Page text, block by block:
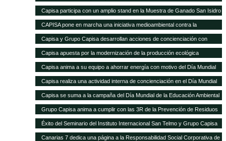
Capisa participa con un amplio stand en la Muestra de Ganado San Isidro
Labrador de Uga, en Lanzarote
CAPISA pone en marcha una iniciativa medioambiental contra la
contaminación acústica
Capisa y Grupo Capisa desarrollan acciones de concienciación con
motivo del Día Internacional del Agua
Capisa apuesta por la modernización de la producción ecológica
Capisa anima a su equipo a ahorrar energía con motivo del Día Mundial
de la Energía
Capisa realiza una actividad interna de concienciación en el Día Mundial
de la Educación Ambiental
Capisa se suma a la campaña del Día Mundial de la Educación Ambiental
Grupo Capisa anima a cumplir con las 3R de la Prevención de Residuos
Éxito del Seminario del Instituto Internacional San Telmo y Grupo Capisa
destinado al sector primario, la industria agroalimentaria y la distribución
Canarias 7 dedica una página a la Responsabilidad Social Corporativa de